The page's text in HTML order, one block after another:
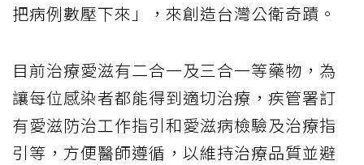
把病例數壓下來」，來創造台灣公衛奇蹟。
目前治療愛滋有二合一及三合一等藥物，為
讓每位感染者都能得到適切治療，疾管署訂
有愛滋防治工作指引和愛滋病檢驗及治療指
引等，方便醫師遵循，以維持治療品質並避